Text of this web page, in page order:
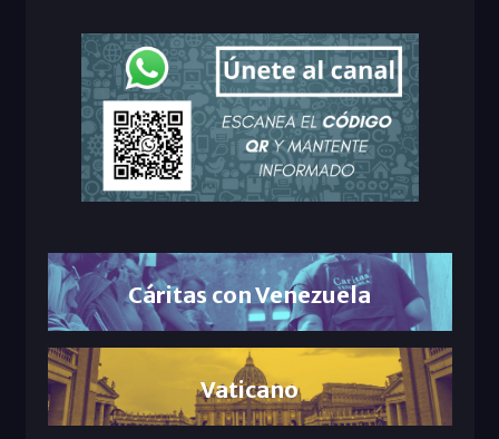
Cáritas con Venezuela
Vaticano